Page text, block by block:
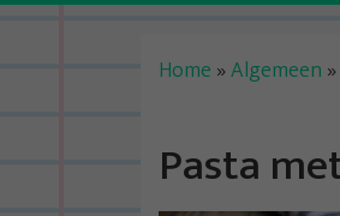
Home »Algemeen »
Pasta